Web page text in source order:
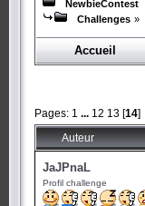
NewbieContest
Challenges »
Accueil
Pages: 1 ... 12 13 [14]
Auteur
JaJPnaL
Profil challenge